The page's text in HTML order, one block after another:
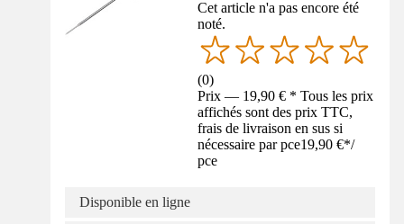
Cet article n'a pas encore été
noté.
(0)
Prix — 19,90 € * Tous les prix
affichés sont des prix TTC,
frais de livraison en sus si
nécessaire par pce19,90 €*/
pce
Disponible en ligne